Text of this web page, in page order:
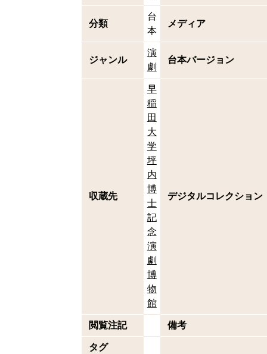
分類
台
本
メディア
ジャンル
演
劇
台本バージョン
収蔵先
早
稲
田
大
学
坪
内
博
士
記
念
演
劇
博
物
館
デジタルコレクション
閲覧注記 備考
タグ